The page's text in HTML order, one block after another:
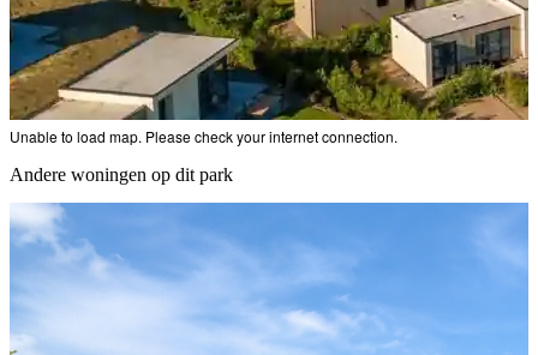
Unable to load map. Please check your internet connection.
Andere woningen op dit park